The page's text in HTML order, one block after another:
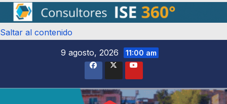
Saltar al contenido
9 agosto, 2026
11:00 am